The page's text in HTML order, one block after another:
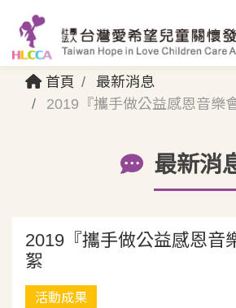
首頁
最新消息
2019『攜手做公益感恩音樂
最新消
2019『攜手做公益感恩音
絮
活動成果